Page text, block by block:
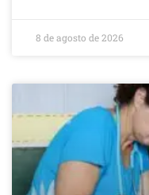
8 de agosto de 2026